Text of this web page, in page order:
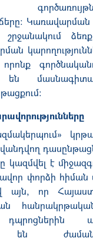
Կառավարման
շրջանակում ձեռք
որոնք
են
։
»
կազմվել է
փորձի հիման
այն, որ
դպրոցներին
են